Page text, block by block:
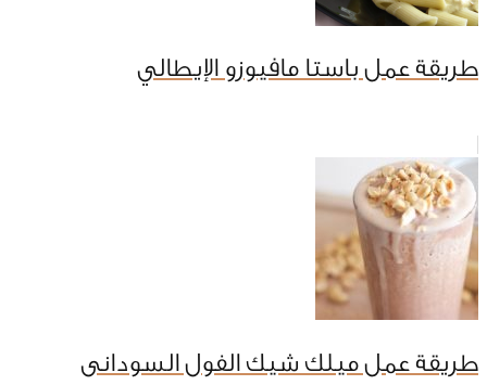
طريقة عمل باستا مافيوزو الإيطالي
طريقة عمل ميلك شيك الفول السودانى